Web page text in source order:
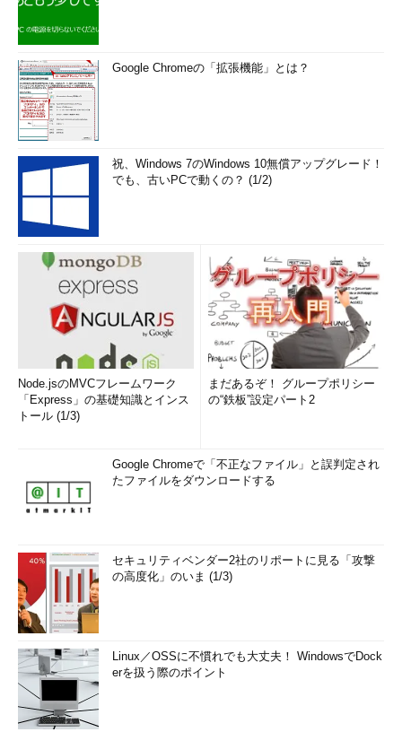
Google Chromeの「拡張機能」とは？
祝、Windows 7のWindows 10無償アップグレード！
でも、古いPCで動くの？ (1/2)
Node.jsのMVCフレームワーク
「Express」の基礎知識とインス
トール (1/3)
まだあるぞ！ グループポリシー
の“鉄板”設定パート2
Google Chromeで「不正なファイル」と誤判定され
たファイルをダウンロードする
セキュリティベンダー2社のリポートに見る「攻撃
の高度化」のいま (1/3)
Linux／OSSに不慣れでも大丈夫！ WindowsでDock
erを扱う際のポイント